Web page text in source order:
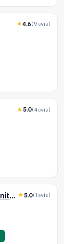
4.6(9 avis)
5.0(4 avis)
RPH Plomberie Chauffage Sanitaire 5.0(1 avis)